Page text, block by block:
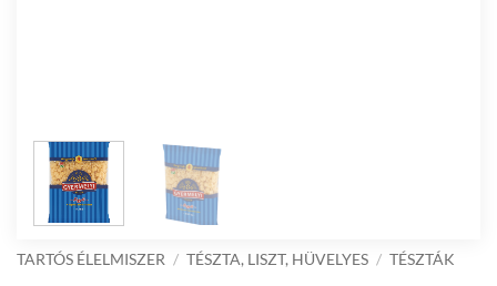
TARTÓS ÉLELMISZER / TÉSZTA, LISZT, HÜVELYES / TÉSZTÁK